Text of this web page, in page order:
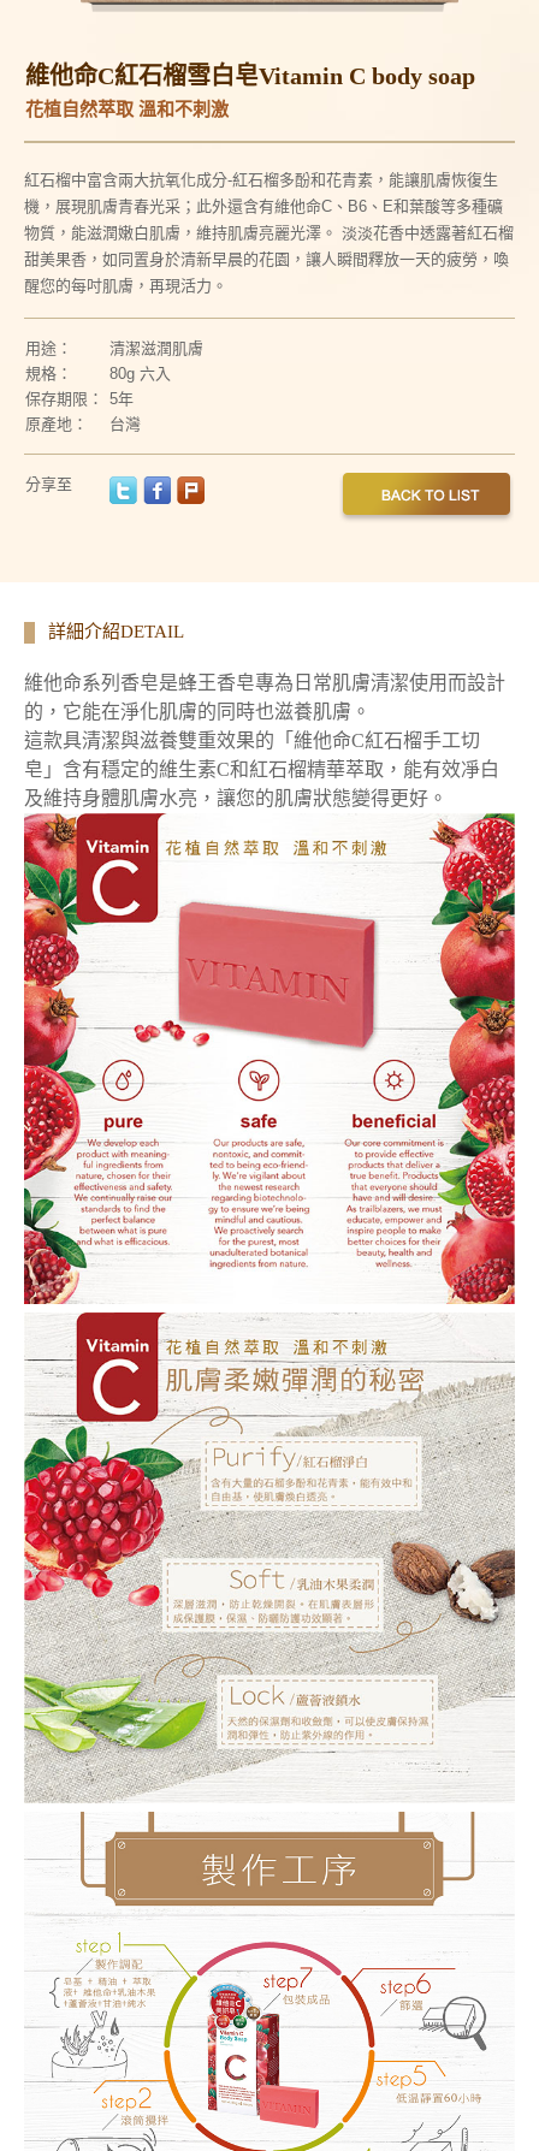
維他命C紅石榴雪白皂Vitamin C body soap
花植自然萃取 溫和不刺激
紅石榴中富含兩大抗氧化成分-紅石榴多酚和花青素，能讓肌膚恢復生
機，展現肌膚青春光采；此外還含有維他命C、B6、E和葉酸等多種礦
物質，能滋潤嫩白肌膚，維持肌膚亮麗光澤。 淡淡花香中透露著紅石榴
甜美果香，如同置身於清新早晨的花園，讓人瞬間釋放一天的疲勞，喚
醒您的每吋肌膚，再現活力。
用途：
清潔滋潤肌膚
規格：
80g 六入
保存期限：
5年
原產地：
台灣
分享至
詳細介紹DETAIL
維他命系列香皂是蜂王香皂專為日常肌膚清潔使用而設計
的，它能在淨化肌膚的同時也滋養肌膚。
這款具清潔與滋養雙重效果的「維他命C紅石榴手工切
皂」含有穩定的維生素C和紅石榴精華萃取， 能有效凈白
及維持身體肌膚水亮，讓您的肌膚狀態變得更好。